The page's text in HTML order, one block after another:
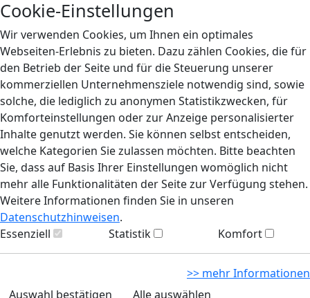
Cookie-Einstellungen
Wir verwenden Cookies, um Ihnen ein optimales
Webseiten-Erlebnis zu bieten. Dazu zählen Cookies, die für
den Betrieb der Seite und für die Steuerung unserer
kommerziellen Unternehmensziele notwendig sind, sowie
solche, die lediglich zu anonymen Statistikzwecken, für
Komforteinstellungen oder zur Anzeige personalisierter
Inhalte genutzt werden. Sie können selbst entscheiden,
welche Kategorien Sie zulassen möchten. Bitte beachten
Sie, dass auf Basis Ihrer Einstellungen womöglich nicht
mehr alle Funktionalitäten der Seite zur Verfügung stehen.
Weitere Informationen finden Sie in unseren
Datenschutzhinweisen.
Essenziell
Statistik Komfort
>> mehr Informationen
Auswahl bestätigen
Alle auswählen